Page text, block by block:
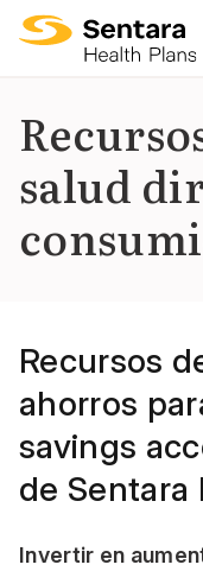
salud
Recursos
ahorros
savings
de Sentara
Invertir en